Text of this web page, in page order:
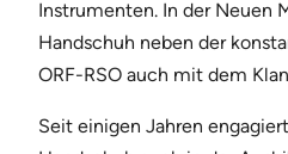
Instrumenten. In der Neuen
Handschuh neben der
ORF-RSO auch mit dem
Seit einigen Jahren